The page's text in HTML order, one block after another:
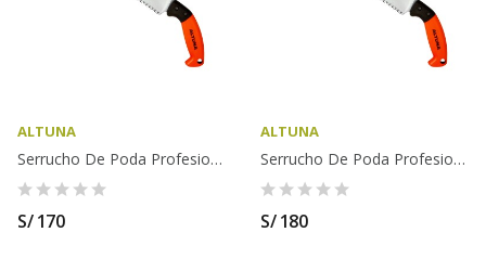
ALTUNA
Serrucho De Poda Profesional ALTUNA - 29604R330
S/ 170
ALTUNA
Serrucho De Poda Profesional ALTUNA - 29604RE330
S/ 180